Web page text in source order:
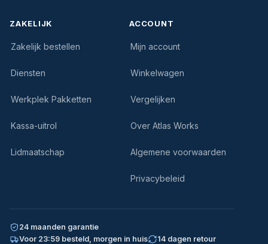
ZAKELIJK
Zakelijk bestellen
Diensten
Werkplek Pakketten
Kassa-uitrol
Lidmaatschap
ACCOUNT
Mijn account
Winkelwagen
Vergelijken
Over Atlas Works
Algemene voorwaarden
Privacybeleid
24 maanden garantie
Voor 23:59 besteld, morgen in huis
14 dagen retour